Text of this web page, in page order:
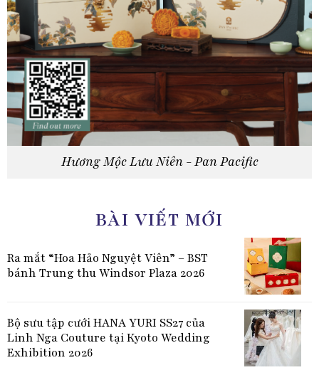
Hương Mộc Lưu Niên - Pan Pacific
BÀI VIẾT MỚI
Ra mắt “Hoa Hảo Nguyệt Viên” – BST
bánh Trung thu Windsor Plaza 2026
Bộ sưu tập cưới HANA YURI SS27 của
Linh Nga Couture tại Kyoto Wedding
Exhibition 2026